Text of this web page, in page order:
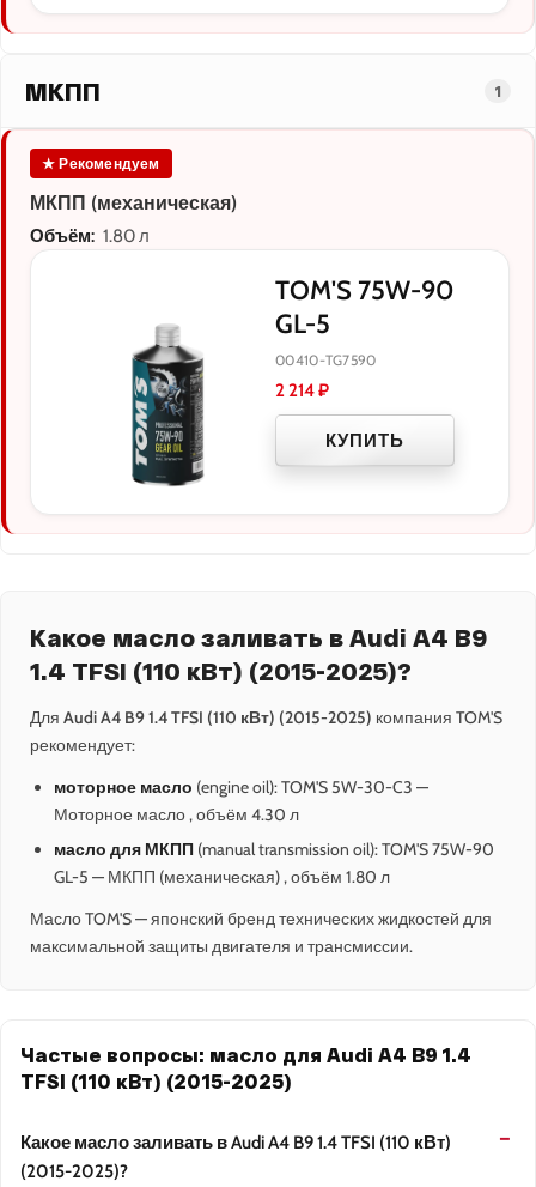
МКПП 1
★ Рекомендуем
МКПП (механическая)
Объём: 1.80 л
TOM'S 75W-90
GL-5
00410-TG7590
2 214₽
КУПИТЬ
Какое масло заливать в Audi A4 B9
1.4 TFSI (110 кВт) (2015-2025)?
Для Audi A4 B9 1.4 TFSI (110 кВт) (2015-2025) компания TOM'S
рекомендует:
моторное масло (engine oil): TOM'S 5W-30-C3 —
Моторное масло , объём 4.30 л
масло для МКПП (manual transmission oil): TOM'S 75W-90
GL-5 — МКПП (механическая) , объём 1.80 л
Масло TOM'S — японский бренд технических жидкостей для
максимальной защиты двигателя и трансмиссии.
Частые вопросы: масло для Audi A4 B9 1.4
TFSI (110 кВт) (2015-2025)
Какое масло заливать в Audi A4 B9 1.4 TFSI (110 кВт)
(2015-2025)?